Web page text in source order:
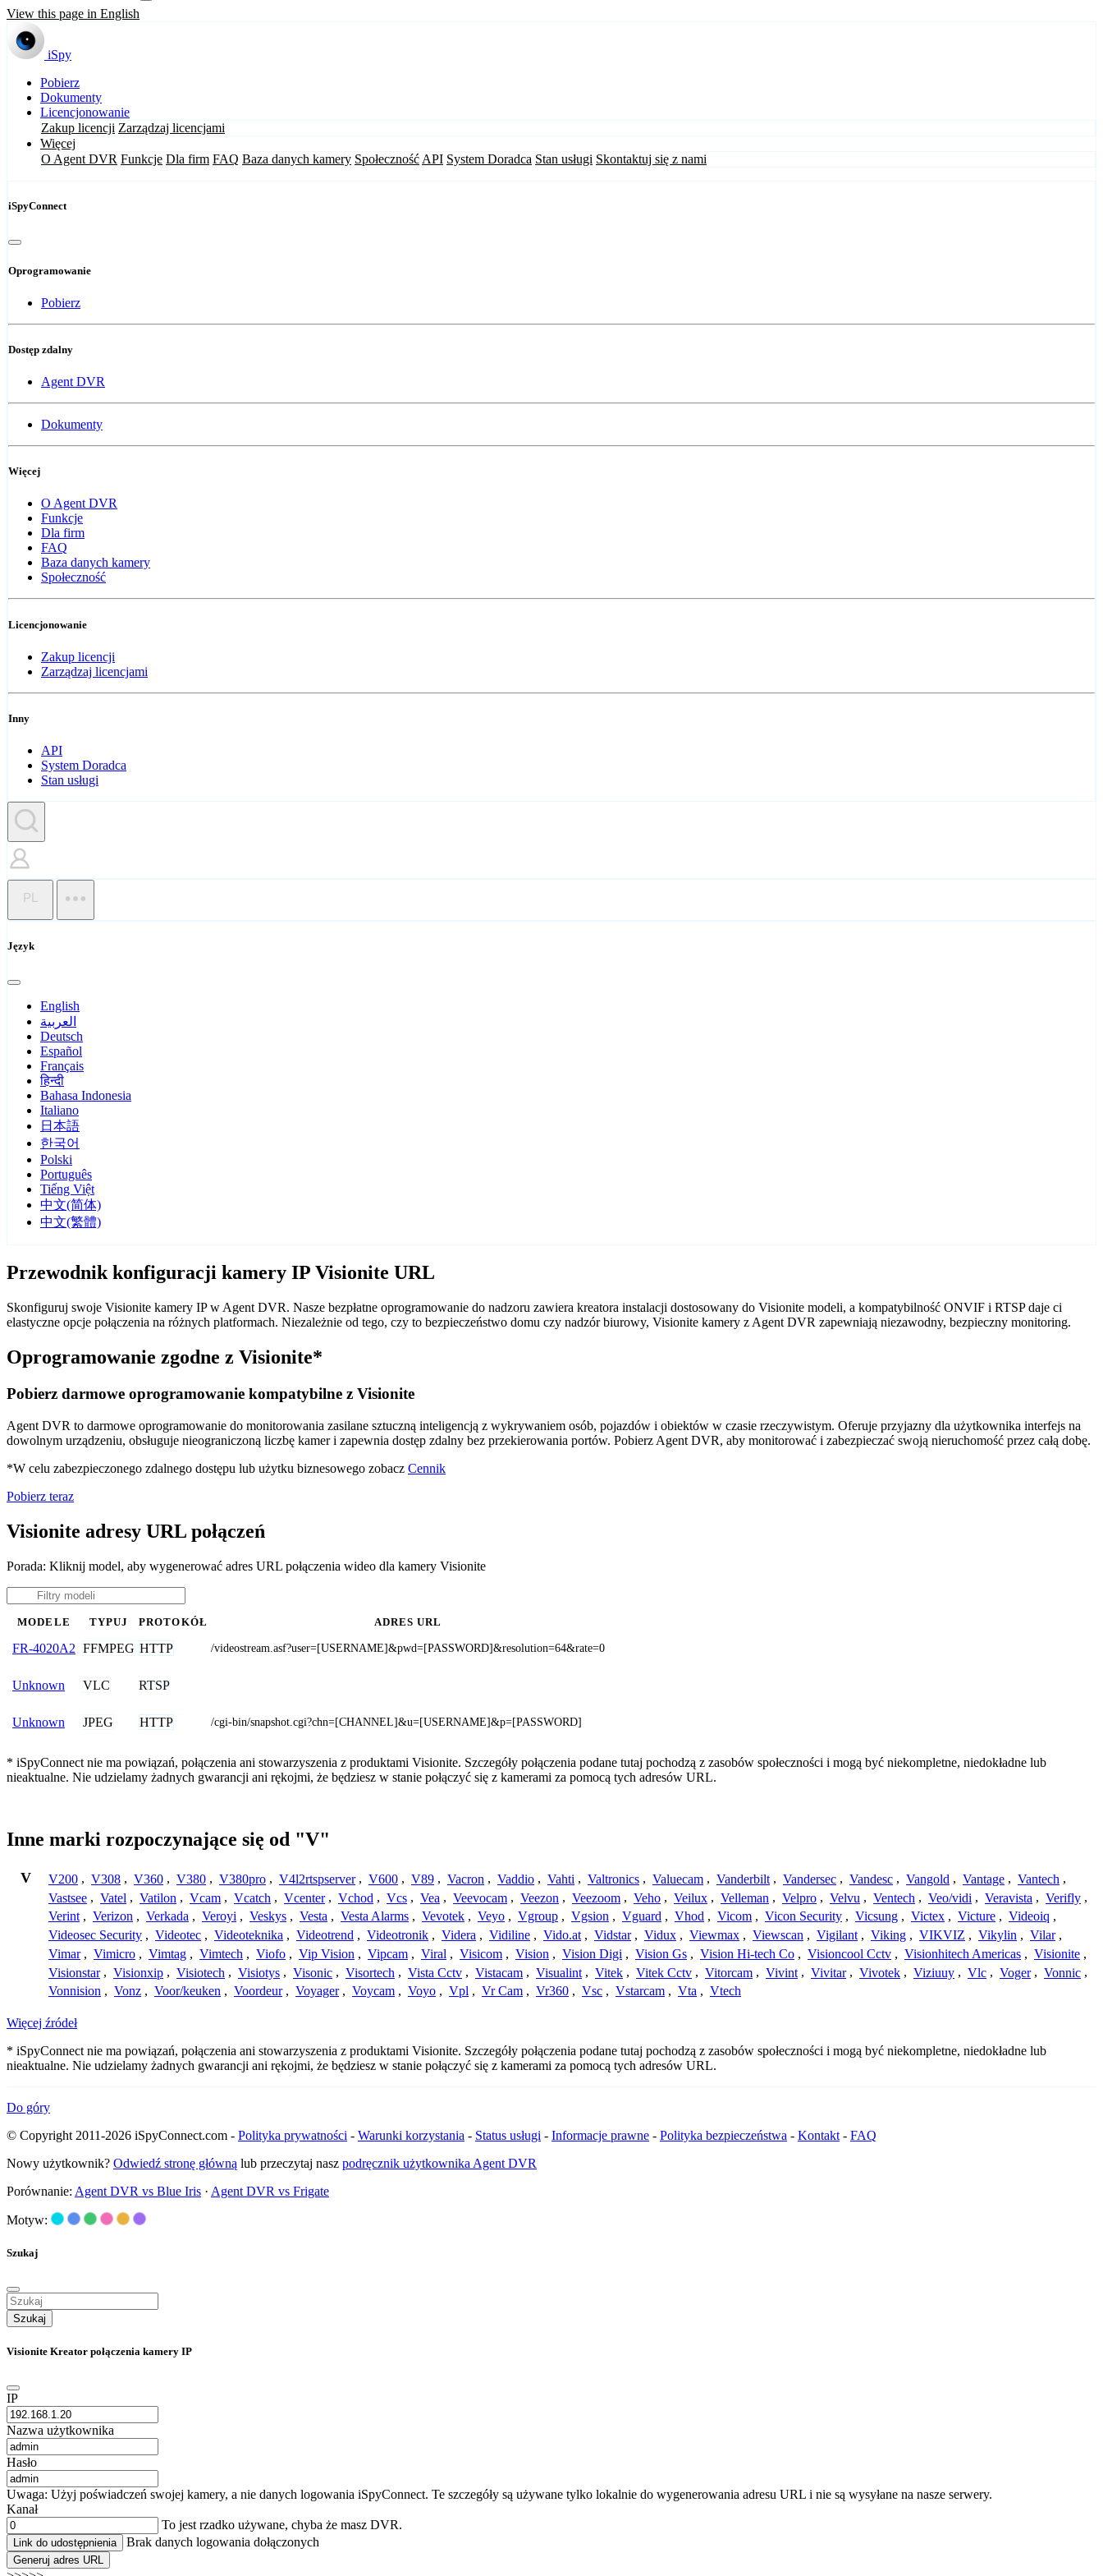
View this page in English
iSpy
Pobierz
Dokumenty
Licencjonowanie
Zakup licencji Zarządzaj licencjami
Więcej
O Agent DVR Funkcje Dla firm FAQ Baza danych kamery Społeczność API System Doradca Stan usługi Skontaktuj się z nami
iSpyConnect
Oprogramowanie
Pobierz
Dostęp zdalny
Agent DVR
Dokumenty
Więcej
O Agent DVR
Funkcje
Dla firm
FAQ
Baza danych kamery
Społeczność
Licencjonowanie
Zakup licencji
Zarządzaj licencjami
Inny
API
System Doradca
Stan usługi
PL
Język
English
العربية
Deutsch
Español
Français
हिन्दी
Bahasa Indonesia
Italiano
日本語
한국어
Polski
Português
Tiếng Việt
中文(简体)
中文(繁體)
Przewodnik konfiguracji kamery IP Visionite URL
Skonfiguruj swoje Visionite kamery IP w Agent DVR. Nasze bezpłatne oprogramowanie do nadzoru zawiera kreatora instalacji dostosowany do Visionite modeli, a kompatybilność ONVIF i RTSP daje ci
elastyczne opcje połączenia na różnych platformach. Niezależnie od tego, czy to bezpieczeństwo domu czy nadzór biurowy, Visionite kamery z Agent DVR zapewniają niezawodny, bezpieczny monitoring.
Oprogramowanie zgodne z Visionite*
Pobierz darmowe oprogramowanie kompatybilne z Visionite
Agent DVR to darmowe oprogramowanie do monitorowania zasilane sztuczną inteligencją z wykrywaniem osób, pojazdów i obiektów w czasie rzeczywistym. Oferuje przyjazny dla użytkownika interfejs na
dowolnym urządzeniu, obsługuje nieograniczoną liczbę kamer i zapewnia dostęp zdalny bez przekierowania portów. Pobierz Agent DVR, aby monitorować i zabezpieczać swoją nieruchomość przez całą dobę.
*W celu zabezpieczonego zdalnego dostępu lub użytku biznesowego zobacz Cennik
Pobierz teraz
Visionite adresy URL połączeń
Porada: Kliknij model, aby wygenerować adres URL połączenia wideo dla kamery Visionite
MODELE TYPUJ PROTOKÓŁ ADRES URL
FR-4020A2 FFMPEG HTTP /videostream.asf?user=[USERNAME]&pwd=[PASSWORD]&resolution=64&rate=0
Unknown VLC RTSP
Unknown JPEG HTTP /cgi-bin/snapshot.cgi?chn=[CHANNEL]&u=[USERNAME]&p=[PASSWORD]
* iSpyConnect nie ma powiązań, połączenia ani stowarzyszenia z produktami Visionite. Szczegóły połączenia podane tutaj pochodzą z zasobów społeczności i mogą być niekompletne, niedokładne lub
nieaktualne. Nie udzielamy żadnych gwarancji ani rękojmi, że będziesz w stanie połączyć się z kamerami za pomocą tych adresów URL.
Inne marki rozpoczynające się od "V"
V V200 , V308 , V360 , V380 , V380pro , V4l2rtspserver , V600 , V89 , Vacron , Vaddio , Vahti , Valtronics , Valuecam , Vanderbilt , Vandersec , Vandesc , Vangold , Vantage , Vantech ,
Vastsee , Vatel , Vatilon , Vcam , Vcatch , Vcenter , Vchod , Vcs , Vea , Veevocam , Veezon , Veezoom , Veho , Veilux , Velleman , Velpro , Velvu , Ventech , Veo/vidi , Veravista , Verifly ,
Verint , Verizon , Verkada , Veroyi , Veskys , Vesta , Vesta Alarms , Vevotek , Veyo , Vgroup , Vgsion , Vguard , Vhod , Vicom , Vicon Security , Vicsung , Victex , Victure , Videoiq ,
Videosec Security , Videotec , Videoteknika , Videotrend , Videotronik , Videra , Vidiline , Vido.at , Vidstar , Vidux , Viewmax , Viewscan , Vigilant , Viking , VIKVIZ , Vikylin , Vilar ,
Vimar , Vimicro , Vimtag , Vimtech , Viofo , Vip Vision , Vipcam , Viral , Visicom , Vision , Vision Digi , Vision Gs , Vision Hi-tech Co , Visioncool Cctv , Visionhitech Americas , Visionite ,
Visionstar , Visionxip , Visiotech , Visiotys , Visonic , Visortech , Vista Cctv , Vistacam , Visualint , Vitek , Vitek Cctv , Vitorcam , Vivint , Vivitar , Vivotek , Viziuuy , Vlc , Voger , Vonnic ,
Vonnision , Vonz , Voor/keuken , Voordeur , Voyager , Voycam , Voyo , Vpl , Vr Cam , Vr360 , Vsc , Vstarcam , Vta , Vtech
Więcej źródeł
* iSpyConnect nie ma powiązań, połączenia ani stowarzyszenia z produktami Visionite. Szczegóły połączenia podane tutaj pochodzą z zasobów społeczności i mogą być niekompletne, niedokładne lub
nieaktualne. Nie udzielamy żadnych gwarancji ani rękojmi, że będziesz w stanie połączyć się z kamerami za pomocą tych adresów URL.
Do góry
© Copyright 2011-2026 iSpyConnect.com - Polityka prywatności - Warunki korzystania - Status usługi - Informacje prawne - Polityka bezpieczeństwa - Kontakt - FAQ
Nowy użytkownik? Odwiedź stronę główną lub przeczytaj nasz podręcznik użytkownika Agent DVR
Porównanie: Agent DVR vs Blue Iris · Agent DVR vs Frigate
Motyw:
Szukaj
Szukaj
Visionite Kreator połączenia kamery IP
IP
Nazwa użytkownika
Hasło
Uwaga: Użyj poświadczeń swojej kamery, a nie danych logowania iSpyConnect. Te szczegóły są używane tylko lokalnie do wygenerowania adresu URL i nie są wysyłane na nasze serwery.
Kanał
To jest rzadko używane, chyba że masz DVR.
Link do udostępnienia Brak danych logowania dołączonych
Generuj adres URL